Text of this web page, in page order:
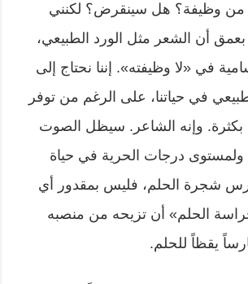
من وظيفة؟ هل سينقرض؟ لكنني
بعمق أن الشعر مثل الورد الطبيعي،
في «لا وظيفته». إننا نحتاج إلى
في حياتنا، على الرغم من توفر
بكثرة. وإنه الشاعر. سيظل الصوت
ولمستوى درجات الحرية في حياة
شجرة الحلم، فليس بمقدور أي
الحلم» أن تزيحه من منصبه
يقظاً للحلم.